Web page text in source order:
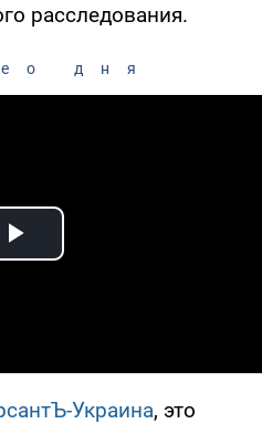
расследования.
дня
Play Video
Украина, это